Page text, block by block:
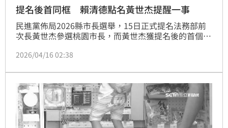
提名後首同框 賴清德點名黃世杰提醒一事
民進黨佈局2026縣市長選舉，15日正式提名法務部前
次長黃世杰參選桃園市長，而黃世杰獲提名後的首個公
兒園。賴清德致詞時也特別點名黃世杰介紹，並表示這
絕對對市政很有幫助。
2026/04/16 02:38